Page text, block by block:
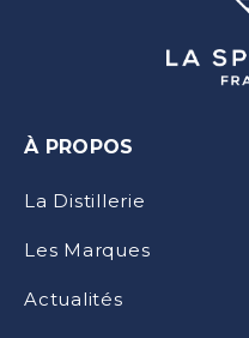
À PROPOS
La Distillerie
Les Marques
Actualités